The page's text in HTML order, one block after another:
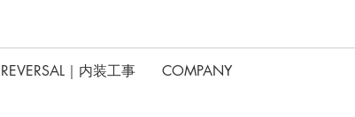
REVERSAL｜内装工事 COMPANY